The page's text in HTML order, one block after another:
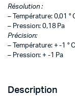
Résolution :
– Température: 0,01 °
– Pression: 0,18 Pa
Précision:
– Température: + -1 ° C
– Pression: + -1 Pa
Description